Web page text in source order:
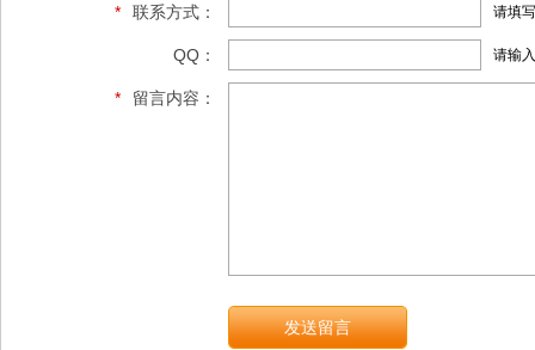
* 联系方式： 请填
QQ： 请输
* 留言内容：